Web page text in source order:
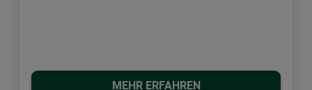
MEHR ERFAHREN